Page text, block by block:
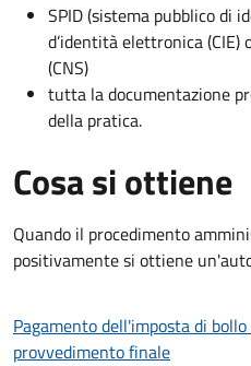
SPID (sistema pubblico di
d’identità elettronica (CIE)
(CNS)
tutta la documentazione
della pratica.
Cosa si ottiene
Quando il procedimento
positivamente si ottiene
Pagamento dell'imposta di
provvedimento finale